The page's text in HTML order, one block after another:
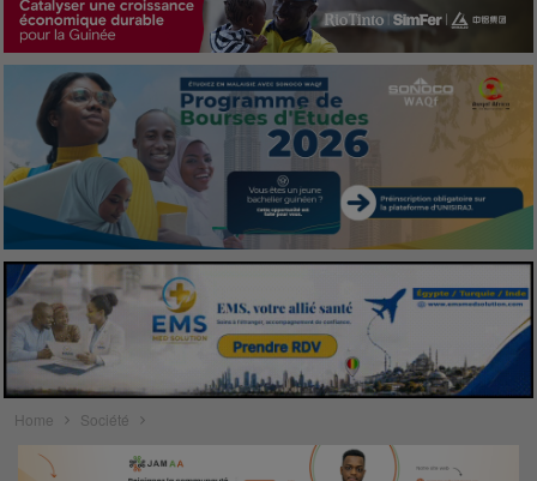
Home Société